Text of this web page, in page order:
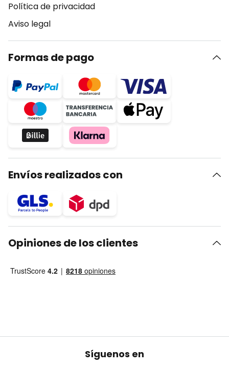
Política de privacidad
Aviso legal
Formas de pago
Envíos realizados con
Opiniones de los clientes
Síguenos en